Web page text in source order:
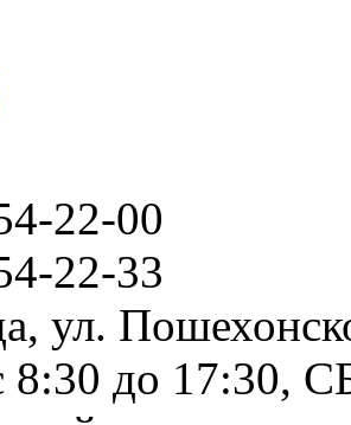
22-00
22-33
ул.
до 17:30,